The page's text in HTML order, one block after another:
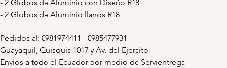
- 2 Globos de Aluminio con Diseño R18
- 2 Globos de Aluminio llanos R18
Pedidos al: 0981974411 - 0985477931
Guayaquil, Quisquis 1017 y Av. del Ejercito
Envios a todo el Ecuador por medio de Servientrega